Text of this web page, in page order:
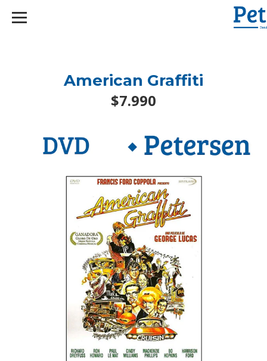
American Graffiti
$7.990